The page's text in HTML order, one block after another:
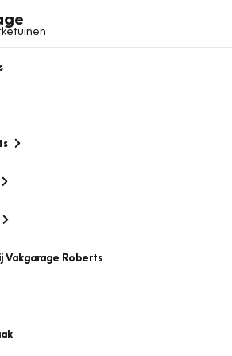
Vakgarage Roberts